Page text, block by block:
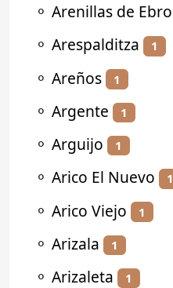
⚬ Arenillas de Ebro
⚬ Arespalditza 1
⚬ Areños 1
⚬ Argente 1
⚬ Arguijo 1
⚬ Arico El Nuevo 1
⚬ Arico Viejo 1
⚬ Arizala 1
⚬ Arizaleta 1